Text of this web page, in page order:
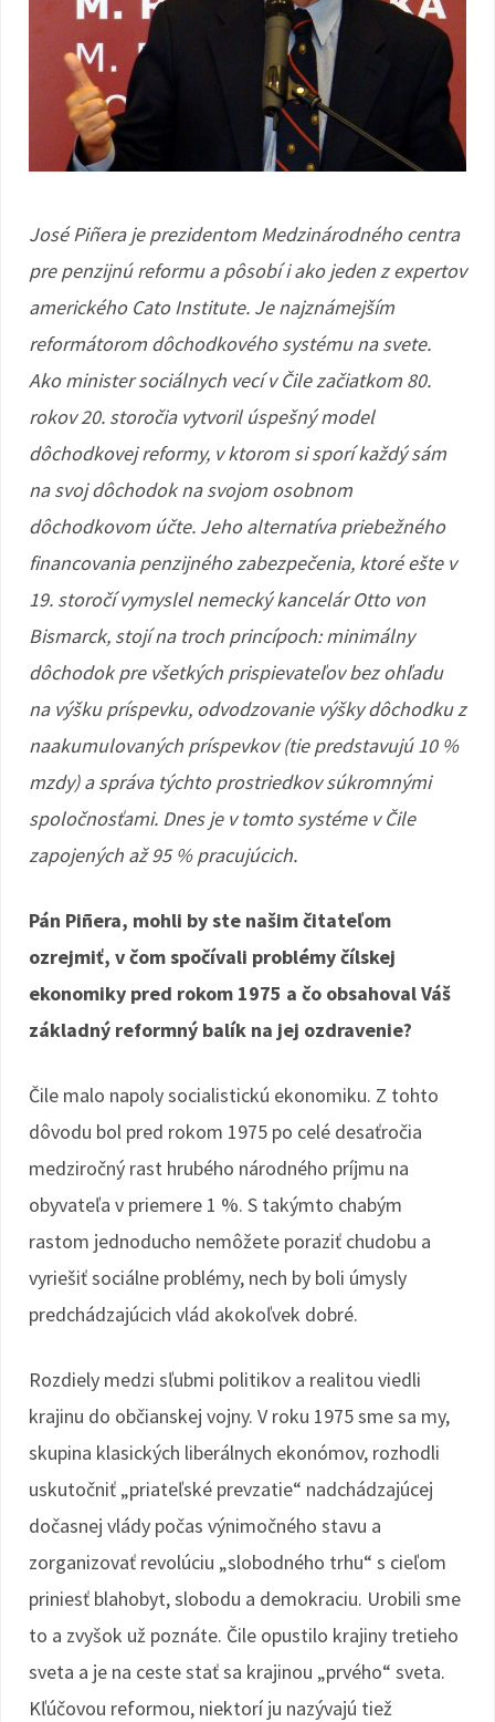
José Piñera je prezidentom Medzinárodného centra
pre penzijnú reformu a pôsobí i ako jeden z expertov
amerického Cato Institute. Je najznámejším
reformátorom dôchodkového systému na svete.
Ako minister sociálnych vecí v Čile začiatkom 80.
rokov 20. storočia vytvoril úspešný model
dôchodkovej reformy, v ktorom si sporí každý sám
na svoj dôchodok na svojom osobnom
dôchodkovom účte. Jeho alternatíva priebežného
financovania penzijného zabezpečenia, ktoré ešte v
19. storočí vymyslel nemecký kancelár Otto von
Bismarck, stojí na troch princípoch: minimálny
dôchodok pre všetkých prispievateľov bez ohľadu
na výšku príspevku, odvodzovanie výšky dôchodku z
naakumulovaných príspevkov (tie predstavujú 10 %
mzdy) a správa týchto prostriedkov súkromnými
spoločnosťami. Dnes je v tomto systéme v Čile
zapojených až 95 % pracujúcich.
Pán Piñera, mohli by ste našim čitateľom
ozrejmiť, v čom spočívali problémy čílskej
ekonomiky pred rokom 1975 a čo obsahoval Váš
základný reformný balík na jej ozdravenie?
Čile malo napoly socialistickú ekonomiku. Z tohto
dôvodu bol pred rokom 1975 po celé desaťročia
medziročný rast hrubého národného príjmu na
obyvateľa v priemere 1 %. S takýmto chabým
rastom jednoducho nemôžete poraziť chudobu a
vyriešiť sociálne problémy, nech by boli úmysly
predchádzajúcich vlád akokoľvek dobré.
Rozdiely medzi sľubmi politikov a realitou viedli
krajinu do občianskej vojny. V roku 1975 sme sa my,
skupina klasických liberálnych ekonómov, rozhodli
uskutočniť „priateľské prevzatie“ nadchádzajúcej
dočasnej vlády počas výnimočného stavu a
zorganizovať revolúciu „slobodného trhu“ s cieľom
priniesť blahobyt, slobodu a demokraciu. Urobili sme
to a zvyšok už poznáte. Čile opustilo krajiny tretieho
sveta a je na ceste stať sa krajinou „prvého“ sveta.
Kľúčovou reformou, niektorí ju nazývajú tiež